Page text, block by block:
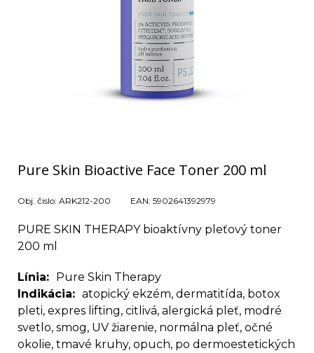
Pure Skin Bioactive Face Toner 200 ml
Obj. čislo: ARK212-200 EAN: 5902641392979
PURE SKIN THERAPY bioaktívny pleťový toner
200 ml
Línia
Pure Skin Therapy
Indikácia
atopický ekzém, dermatitída, botox
pleti, expres lifting, citlivá, alergická pleť, modré
svetlo, smog, UV žiarenie, normálna pleť, očné
okolie, tmavé kruhy, opuch, po dermoestetických